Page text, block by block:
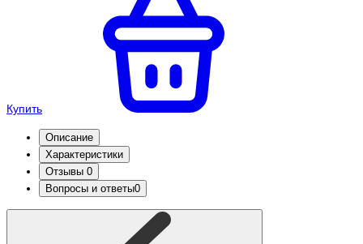
Купить
Описание
Характеристики
Отзывы 0
Вопросы и ответы0